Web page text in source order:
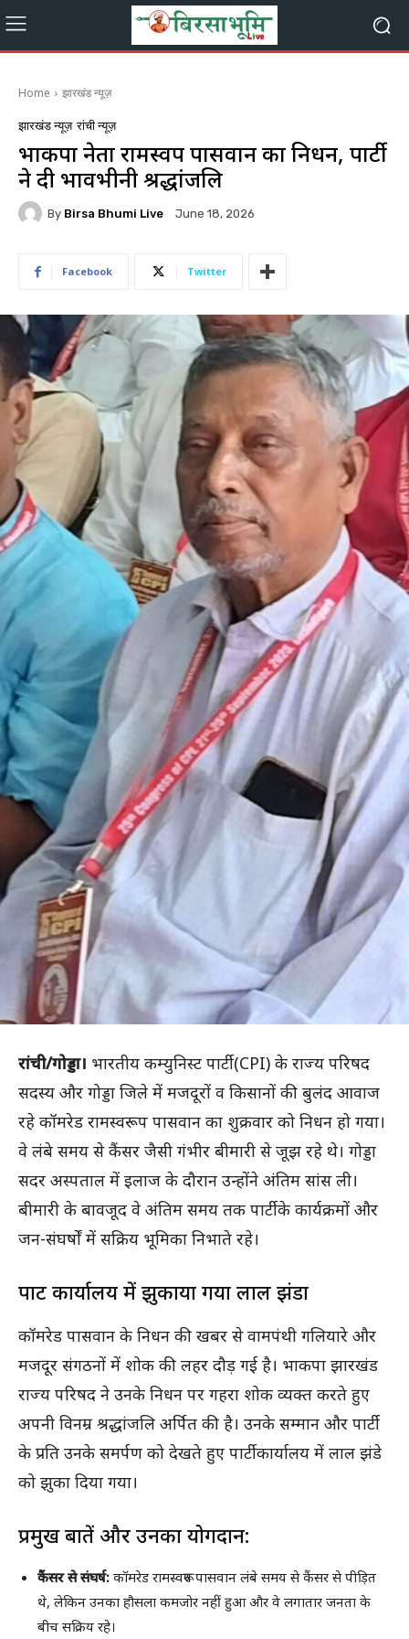
Home झारखंड न्यूज़
झारखंड न्यूज़ रांची न्यूज़
भाकपा नेता रामस्वरूप पासवान का निधन, पार्टी
ने दी भावभीनी श्रद्धांजलि
By Birsa Bhumi Live June 18, 2026
Facebook Twitter
रांची/गोड्डा। भारतीय कम्युनिस्ट पार्टी (CPI) के राज्य परिषद
सदस्य और गोड्डा जिले में मजदूरों व किसानों की बुलंद आवाज
रहे कॉमरेड रामस्वरूप पासवान का शुक्रवार को निधन हो गया।
वे लंबे समय से कैंसर जैसी गंभीर बीमारी से जूझ रहे थे। गोड्डा
सदर अस्पताल में इलाज के दौरान उन्होंने अंतिम सांस ली।
बीमारी के बावजूद वे अंतिम समय तक पार्टी के कार्यक्रमों और
जन-संघर्षों में सक्रिय भूमिका निभाते रहे।
पार्टी कार्यालय में झुकाया गया लाल झंडा
कॉमरेड पासवान के निधन की खबर से वामपंथी गलियारे और
मजदूर संगठनों में शोक की लहर दौड़ गई है। भाकपा झारखंड
राज्य परिषद ने उनके निधन पर गहरा शोक व्यक्त करते हुए
अपनी विनम्र श्रद्धांजलि अर्पित की है। उनके सम्मान और पार्टी
के प्रति उनके समर्पण को देखते हुए पार्टी कार्यालय में लाल झंडे
को झुका दिया गया।
प्रमुख बातें और उनका योगदान:
कैंसर से संघर्ष: कॉमरेड रामस्वरूप पासवान लंबे समय से कैंसर से पीड़ित
थे, लेकिन उनका हौसला कमजोर नहीं हुआ और वे लगातार जनता के
बीच सक्रिय रहे।